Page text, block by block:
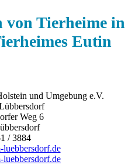
von Tierheime in
Eutin
und Umgebung e.V.
Weg 6
/ 3884